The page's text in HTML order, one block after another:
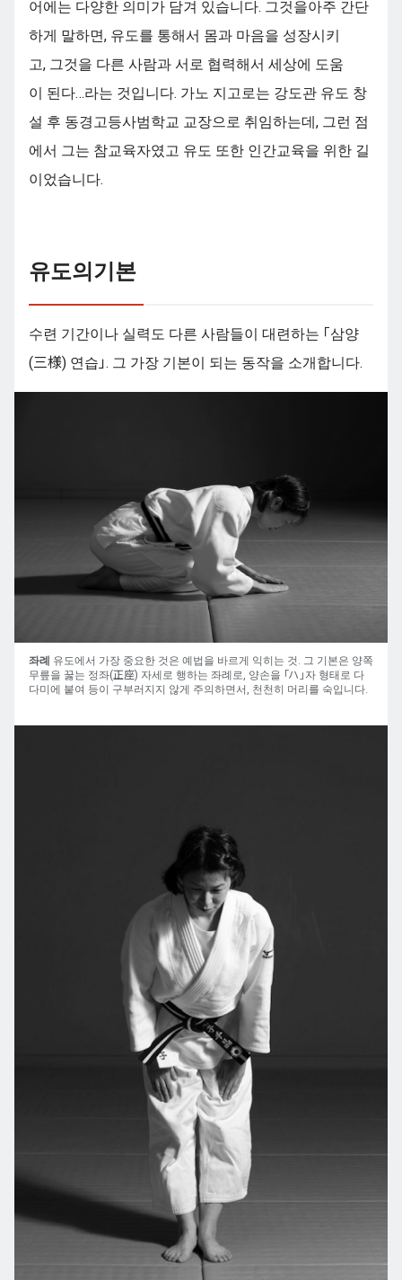
어에는 다양한 의미가 담겨 있습니다. 그것을아주 간단
하게 말하면, 유도를 통해서 몸과 마음을 성장시키
고, 그것을 다른 사람과 서로 협력해서 세상에 도움
이 된다…라는 것입니다. 가노 지고로는 강도관 유도 창
설 후 동경고등사범학교 교장으로 취임하는데, 그런 점
에서 그는 참교육자였고 유도 또한 인간교육을 위한 길
이었습니다.
유도의기본
수련 기간이나 실력도 다른 사람들이 대련하는 「삼양
(三様) 연습」. 그 가장 기본이 되는 동작을 소개합니다.
좌례 유도에서 가장 중요한 것은 예법을 바르게 익히는 것. 그 기본은 양쪽
무릎을 꿇는 정좌(正座) 자세로 행하는 좌례로, 양손을 「ハ」자 형태로 다
다미에 붙여 등이 구부러지지 않게 주의하면서, 천천히 머리를 숙입니다.